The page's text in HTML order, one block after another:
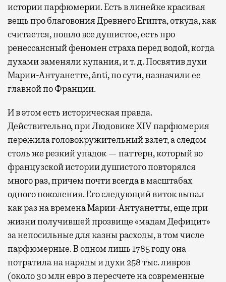
истории парфюмерии. Есть в линейке красивая
вещь про благовония Древнего Египта, откуда, как
считается, пошло все душистое, есть про
ренессансный феномен страха перед водой, когда
духами заменяли купания, и т. д. Посвятив духи
Марии-Антуанетте, ānti, по сути, назначили ее
главной по Франции.
И в этом есть историческая правда.
Действительно, при Людовике XIV парфюмерия
пережила головокружительный взлет, а следом
столь же резкий упадок — паттерн, который во
французской истории душистого повторялся
много раз, причем почти всегда в масштабах
одного поколения. Его следующий виток выпал
как раз на времена Марии-Антуанетты, еще при
жизни получившей прозвище «мадам Дефицит»
за непосильные для казны расходы, в том числе
парфюмерные. В одном лишь 1785 году она
потратила на наряды и духи 258 тыс. ливров
(около 30 млн евро в пересчете на современные